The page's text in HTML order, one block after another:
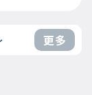
更多